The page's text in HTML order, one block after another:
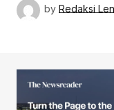
by Redaksi